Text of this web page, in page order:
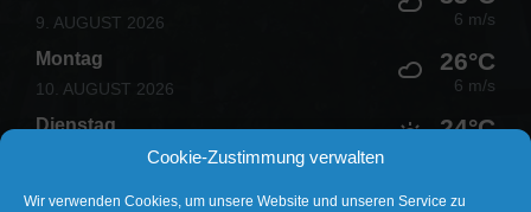
Cookie-Zustimmung verwalten
Wir verwenden Cookies, um unsere Website und unseren Service zu
9. AUGUST 2026 6 m/s
Montag
10. AUGUST 2026
26°C
6 m/s
Dienstag
11. AUGUST 2026
24°C
Mittwoch 27°C